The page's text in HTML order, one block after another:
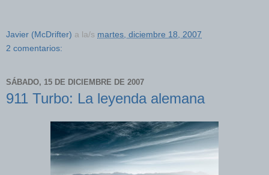
Javier (McDrifter) a la/s martes, diciembre 18, 2007
2 comentarios:
SÁBADO, 15 DE DICIEMBRE DE 2007
911 Turbo: La leyenda alemana